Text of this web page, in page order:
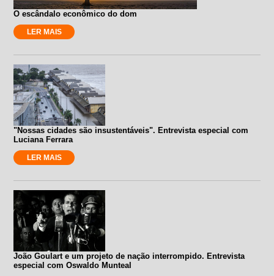
O escândalo econômico do dom
LER MAIS
"Nossas cidades são insustentáveis". Entrevista especial com
Luciana Ferrara
LER MAIS
João Goulart e um projeto de nação interrompido. Entrevista
especial com Oswaldo Munteal